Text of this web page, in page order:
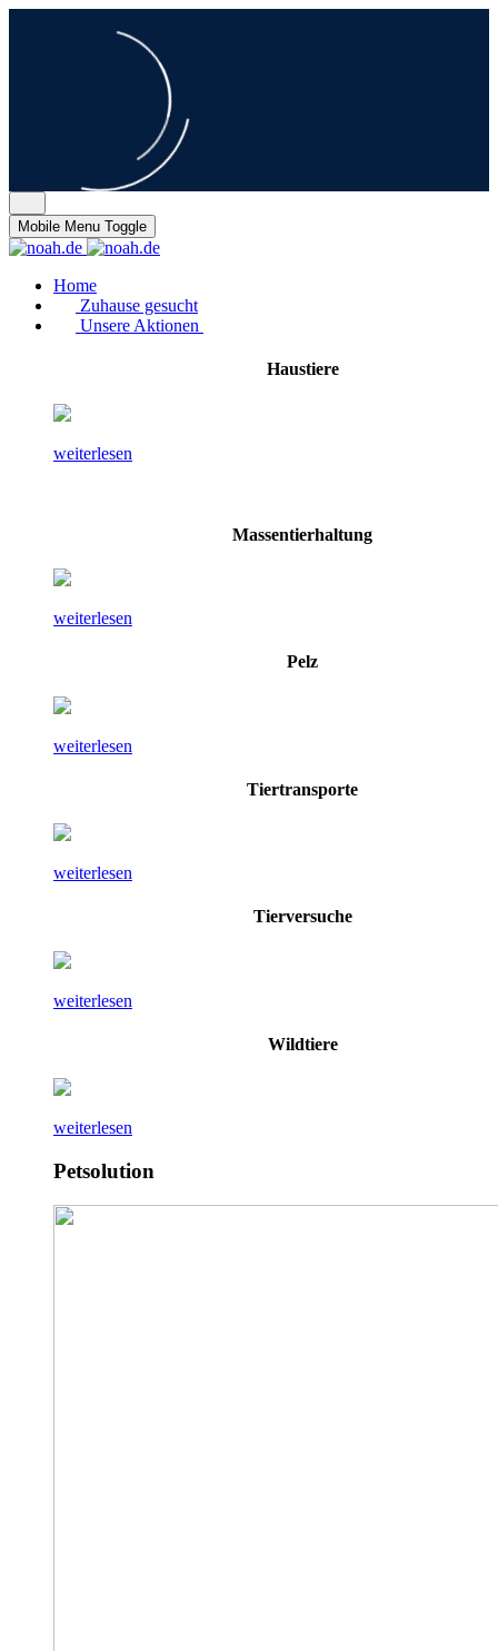
Mobile Menu Toggle
Home
Zuhause gesucht
Unsere Aktionen
Haustiere
weiterlesen
Massentierhaltung
weiterlesen
Pelz
weiterlesen
Tiertransporte
weiterlesen
Tierversuche
weiterlesen
Wildtiere
weiterlesen
Petsolution